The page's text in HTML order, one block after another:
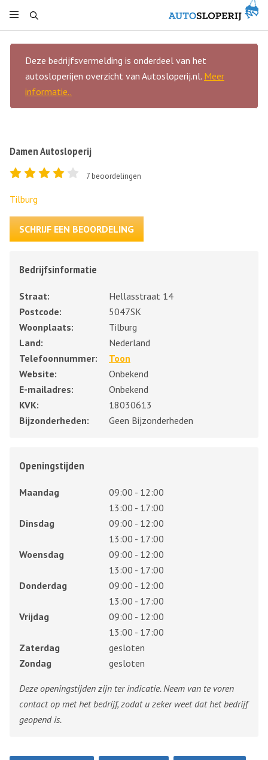
Deze bedrijfsvermelding is onderdeel van het
autosloperijen overzicht van Autosloperij.nl. Meer
informatie..
Damen Autosloperij
7 beoordelingen
Tilburg
SCHRIJF EEN BEOORDELING
Bedrijfsinformatie
Straat:
Hellasstraat 14
Postcode:
5047SK
Woonplaats:
Tilburg
Land:
Nederland
Telefoonnummer:
Toon
Website:
Onbekend
E-mailadres:
Onbekend
KVK:
18030613
Bijzonderheden:
Geen Bijzonderheden
Openingstijden
Maandag
09:00 - 12:00
13:00 - 17:00
Dinsdag
09:00 - 12:00
13:00 - 17:00
Woensdag
09:00 - 12:00
13:00 - 17:00
Donderdag
09:00 - 12:00
13:00 - 17:00
Vrijdag
09:00 - 12:00
13:00 - 17:00
Zaterdag
gesloten
Zondag
gesloten
Deze openingstijden zijn ter indicatie. Neem van te voren
contact op met het bedrijf, zodat u zeker weet dat het bedrijf
geopend is.